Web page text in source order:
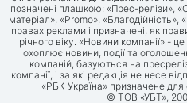
позначені плашкою: «Прес-релізи»,
матеріал», «Promo»,
правах реклами і призначені, як
річного віку. «Новини компанії» -
охоплює новини, події та
компаній, базуються на
компанії, і за які редакція не несе
«РБК-Україна» призначене для
© ТОВ «УБТ»,